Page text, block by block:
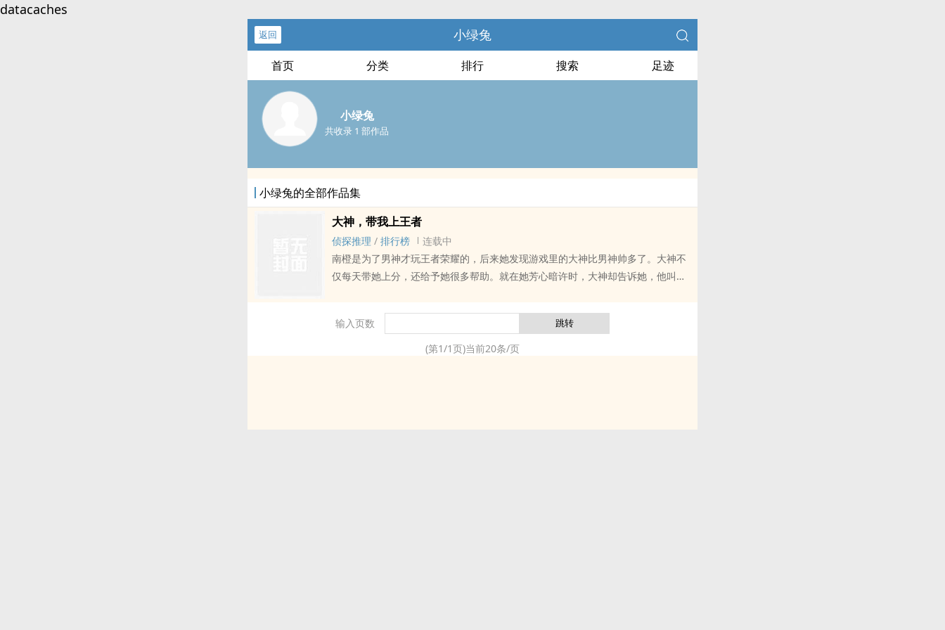
datacaches
返回 小绿兔
首页 分类 排行 搜索 足迹
小绿兔
共收录 1 部作品
小绿兔的全部作品集
大神，带我上王者
侦探推理 / 排行榜
连载中
南橙是为了男神才玩王者荣耀的，后来她发现游戏里的大神比男神帅多了。大神不
仅每天带她上分，还给予她很多帮助。就在她芳心暗许时，大神却告诉她，他叫傅
输入页数
(第1/1页)当前20条/页